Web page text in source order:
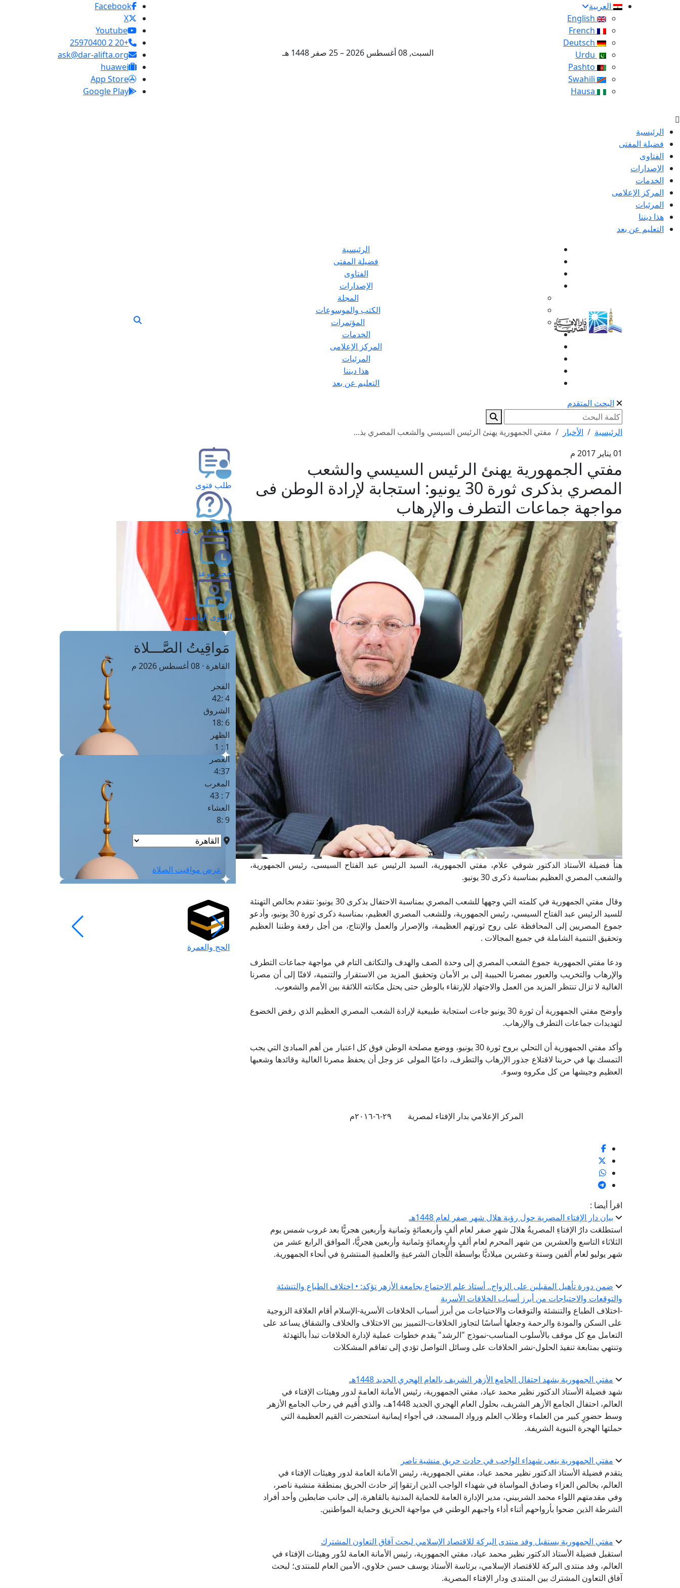
العربية
السبت, 08 أغسطس 2026 – 25 صفر 1448 هـ
Facebook
X
Youtube
+20 2 25970400
ask@dar-alifta.org
huawei
App Store
Google Play
الرئيسية
فضيلة المفتى
الفتاوى
الإصدارات
الخدمات
المركز الإعلامى
المرئيات
هذا ديننا
التعليم عن بعد
الرئيسية
فضيلة المفتى
الفتاوى
الإصدارات
المجلة
الكتب والموسوعات
المؤتمرات
الخدمات
المركز الإعلامى
المرئيات
هذا ديننا
التعليم عن بعد
البحث المتقدم
الرئيسية الأخبار
مفتي الجمهورية يهنئ الرئيس السيسي والشعب المصري بذ...
01 يناير 2017 م
مفتي الجمهورية يهنئ الرئيس السيسي والشعب
المصري بذكرى ثورة 30 يونيو: استجابة لإرادة الوطن فى
مواجهة جماعات التطرف والإرهاب
هنأ فضيلة الأستاذ الدكتور شوقي علام، مفتي الجمهورية، السيد الرئيس عبد الفتاح السيسى، رئيس الجمهورية،
والشعب المصري العظيم بمناسبة ذكرى 30 يونيو.
وقال مفتي الجمهورية في كلمته التي وجهها للشعب المصري بمناسبة الاحتفال بذكرى 30 يونيو: نتقدم بخالص التهنئة
للسيد الرئيس عبد الفتاح السيسي، رئيس الجمهورية، وللشعب المصري العظيم، بمناسبة ذكرى ثورة 30 يونيو، وأدعو
جموع المصريين إلى المحافظة على روح ثورتهم العظيمة، والإصرار والعمل والإنتاج، من أجل رفعة وطننا العظيم
وتحقيق التنمية الشاملة في جميع المجالات .
ودعا مفتي الجمهورية جموع الشعب المصري إلى وحدة الصف والهدف والتكاتف التام في مواجهة جماعات التطرف
والإرهاب والتخريب والعبور بمصرنا الحبيبة إلى بر الأمان وتحقيق المزيد من الاستقرار والتنمية، لافتًا إلى أن مصرنا
الغالية لا تزال تنتظر المزيد من العمل والاجتهاد للإرتقاء بالوطن حتى يحتل مكانته اللائقة بين الأمم والشعوب.
وأوضح مفتي الجمهورية أن ثورة 30 يونيو جاءت استجابة طبيعية لإرادة الشعب المصري العظيم الذي رفض الخضوع
لتهديدات جماعات التطرف والإرهاب.
وأكد مفتي الجمهورية أن التحلي بروح ثورة 30 يونيو، ووضع مصلحة الوطن فوق كل اعتبار من أهم المبادئ التي يجب
التمسك بها في حربنا لاقتلاع جذور الإرهاب والتطرف، داعيًا المولى عز وجل أن يحفظ مصرنا الغالية وقائدها وشعبها
العظيم وجيشها من كل مكروه وسوء.
المركز الإعلامي بدار الإفتاء لمصرية ٢٩-٦-٢٠١٦م
اقرأ أيضا :
بيان دار الإفتاء المصرية حول رؤية هلال شهر صفر لعام 1448هـ
استطلعَت دارُ الإفتاءِ المصريةُ هلالَ شهرِ صفر لعام ألفٍ وأربعمائةٍ وثمانية وأربعين هجريًّا بعد غروب شمس يوم
الثلاثاء التاسع والعشرين من شهر المحرم لعام ألفٍ وأربعمائةٍ وثمانية وأربعين هجريًّا، الموافق الرابع عشر من
شهر يوليو لعام ألفين وستة وعشرين ميلاديًّا بواسطة اللِّجان الشرعيةِ والعلميةِ المنتشرةِ في أنحاء الجمهورية.
ضمن دورة تأهيل المقبلين على الزواج.. أستاذ علم الاجتماع بجامعة الأزهر تؤكد: • اختلاف الطباع والتنشئة
والتوقعات والاحتياجات من أبرز أسباب الخلافات الأسرية
-اختلاف الطباع والتنشئة والتوقعات والاحتياجات من أبرز أسباب الخلافات الأسرية-الإسلام أقام العلاقة الزوجية
على السكن والمودة والرحمة وجعلها أساسًا لتجاوز الخلافات-التمييز بين الاختلاف والخلاف والشقاق يساعد على
التعامل مع كل موقف بالأسلوب المناسب-نموذج "الرشد" يقدم خطوات عملية لإدارة الخلافات تبدأ بالتهدئة
وتنتهي بمتابعة تنفيذ الحلول-نشر الخلافات على وسائل التواصل تؤدي إلى تفاقم المشكلات
مفتي الجمهورية يشهد احتفال الجامع الأزهر الشريف بالعام الهجري الجديد 1448هـ
شهد فضيلة الأستاذ الدكتور نظير محمد عياد، مفتي الجمهورية، رئيس الأمانة العامة لدور وهيئات الإفتاء في
العالم، احتفال الجامع الأزهر الشريف، بحلول العام الهجري الجديد 1448هـ، والذي أُقيم في رحاب الجامع الأزهر
وسط حضورٍ كبير من العلماء وطلاب العلم ورواد المسجد، في أجواء إيمانية استحضرت القيم العظيمة التي
حملتها الهجرة النبوية الشريفة.
مفتي الجمهورية ينعى شهداء الواجب في حادث حريق منشية ناصر
يتقدم فضيلة الأستاذ الدكتور نظير محمد عياد، مفتي الجمهورية، رئيس الأمانة العامة لدور وهيئات الإفتاء في
العالم، بخالص العزاء وصادق المواساة في شهداء الواجب الذين ارتقوا إثر حادث الحريق بمنطقة منشية ناصر،
وفي مقدمتهم اللواء محمد الشربيني، مدير الإدارة العامة للحماية المدنية بالقاهرة، إلى جانب ضابطين وأحد أفراد
الشرطة الذين ضحوا بأرواحهم أثناء أداء واجبهم الوطني في مواجهة الحريق وحماية المواطنين.
مفتي الجمهورية يستقبل وفد منتدى البركة للاقتصاد الإسلامي لبحث آفاق التعاون المشترك
استقبل فضيلة الأستاذ الدكتور نظير محمد عياد، مفتي الجمهورية، رئيس الأمانة العامة لدُور وهيئات الإفتاء في
العالم، وفد منتدى البركة للاقتصاد الإسلامي، برئاسة الأستاذ يوسف حسن خلاوي، الأمين العام للمنتدى؛ لبحث
آفاق التعاون المشترك بين المنتدى ودار الإفتاء المصرية.
طلب فتوى
استعلام عن فتوى
حجز موعد
الفتوى الهاتفية
مَواقِيتُ الصَّـــلاة
القاهرة · 08 أغسطس 2026 م
الفجر
4 :42
الشروق
6 :18
الظهر
1 : 1
العصر
4:37
المغرب
7 : 43
العشاء
9 :8
عرض مواقيت الصلاة
الحج والعمرة